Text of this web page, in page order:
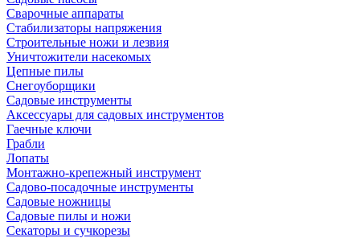
Сварочные аппараты
Стабилизаторы напряжения
Строительные ножи и лезвия
Уничтожители насекомых
Цепные пилы
Снегоуборщики
Садовые инструменты
Аксессуары для садовых инструментов
Гаечные ключи
Грабли
Лопаты
Монтажно-крепежный инструмент
Садово-посадочные инструменты
Садовые ножницы
Садовые пилы и ножи
Секаторы и сучкорезы